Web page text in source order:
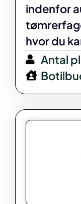
indenfor
hvor du
Antal